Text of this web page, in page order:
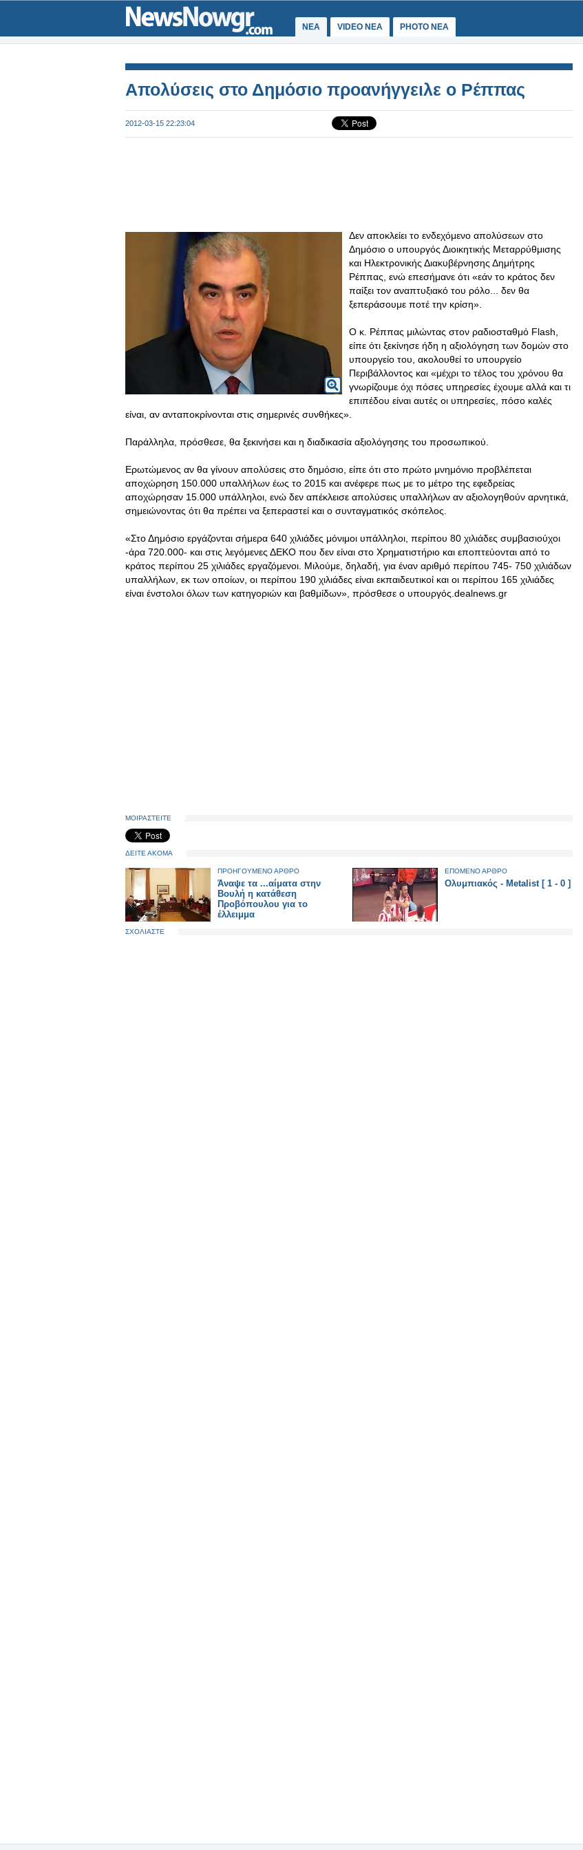
ΝΕΑ VIDEO NEA PHOTO NEA
Απολύσεις στο Δημόσιο προανήγγειλε ο Ρέππας
2012-03-15 22:23:04
Δεν αποκλείει το ενδεχόμενο απολύσεων στο
Δημόσιο ο υπουργός Διοικητικής Μεταρρύθμισης
και Ηλεκτρονικής Διακυβέρνησης Δημήτρης
Ρέππας, ενώ επεσήμανε ότι «εάν το κράτος δεν
παίξει τον αναπτυξιακό του ρόλο... δεν θα
ξεπεράσουμε ποτέ την κρίση».
Ο κ. Ρέππας μιλώντας στον ραδιοσταθμό Flash,
είπε ότι ξεκίνησε ήδη η αξιολόγηση των δομών στο
υπουργείο του, ακολουθεί το υπουργείο
Περιβάλλοντος και «μέχρι το τέλος του χρόνου θα
γνωρίζουμε όχι πόσες υπηρεσίες έχουμε αλλά και τι
επιπέδου είναι αυτές οι υπηρεσίες, πόσο καλές
είναι, αν ανταποκρίνονται στις σημερινές συνθήκες».
Παράλληλα, πρόσθεσε, θα ξεκινήσει και η διαδικασία αξιολόγησης του προσωπικού.
Ερωτώμενος αν θα γίνουν απολύσεις στο δημόσιο, είπε ότι στο πρώτο μνημόνιο προβλέπεται
αποχώρηση 150.000 υπαλλήλων έως το 2015 και ανέφερε πως με το μέτρο της εφεδρείας
αποχώρησαν 15.000 υπάλληλοι, ενώ δεν απέκλεισε απολύσεις υπαλλήλων αν αξιολογηθούν αρνητικά,
σημειώνοντας ότι θα πρέπει να ξεπεραστεί και ο συνταγματικός σκόπελος.
«Στο Δημόσιο εργάζονται σήμερα 640 χιλιάδες μόνιμοι υπάλληλοι, περίπου 80 χιλιάδες συμβασιούχοι
-άρα 720.000- και στις λεγόμενες ΔΕΚΟ που δεν είναι στο Χρηματιστήριο και εποπτεύονται από το
κράτος περίπου 25 χιλιάδες εργαζόμενοι. Μιλούμε, δηλαδή, για έναν αριθμό περίπου 745- 750 χιλιάδων
υπαλλήλων, εκ των οποίων, οι περίπου 190 χιλιάδες είναι εκπαιδευτικοί και οι περίπου 165 χιλιάδες
είναι ένστολοι όλων των κατηγοριών και βαθμίδων», πρόσθεσε ο υπουργός.dealnews.gr
ΜΟΙΡΑΣΤΕΙΤΕ
ΔΕΙΤΕ ΑΚΟΜΑ
ΠΡΟΗΓΟΥΜΕΝΟ ΑΡΘΡΟ
Άναψε τα ...αίματα στην
Βουλή η κατάθεση
Προβόπουλου για το
έλλειμμα
ΕΠΟΜΕΝΟ ΑΡΘΡΟ
Ολυμπιακός - Metalist [ 1 - 0 ]
ΣΧΟΛΙΑΣΤΕ